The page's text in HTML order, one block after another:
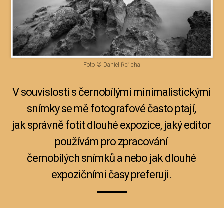
Foto © Daniel Řeřicha
V souvislosti s černobílými minimalistickými
snímky se mě fotografové často ptají,
jak správně fotit dlouhé expozice, jaký editor
používám pro zpracování
černobílých snímků a nebo jak dlouhé
expozičními časy preferuji.